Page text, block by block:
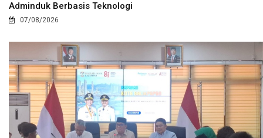
Adminduk Berbasis Teknologi
07/08/2026